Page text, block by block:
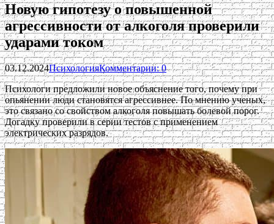
Новую гипотезу о повышенной
агрессивности от алкоголя проверили
ударами током
03.12.2024ПсихологияКомментарии: 0
Психологи предложили новое объяснение того, почему при
опьянении люди становятся агрессивнее. По мнению ученых,
это связано со свойством алкоголя повышать болевой порог.
Догадку проверили в серии тестов с применением
электрических разрядов.